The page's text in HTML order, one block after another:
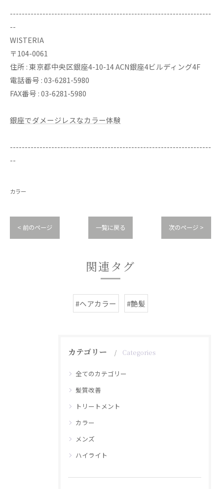
--------------------------------------------------------------------
--
WISTERIA
〒104-0061
住所 : 東京都中央区銀座4-10-14 ACN銀座4ビルディング4F
電話番号 : 03-6281-5980
FAX番号 : 03-6281-5980
銀座でダメージレスなカラー体験
--------------------------------------------------------------------
--
カラー
< 前のページ 一覧に戻る 次のページ >
関連タグ
#ヘアカラー #艶髪
カテゴリー Categories
全てのカテゴリー
髪質改善
トリートメント
カラー
メンズ
ハイライト